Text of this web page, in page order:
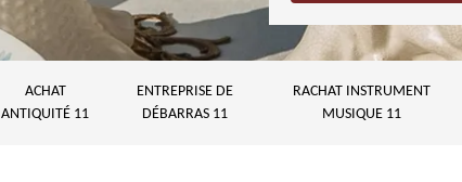
ACHAT
ANTIQUITÉ 11
ENTREPRISE DE
DÉBARRAS 11
RACHAT INSTRUMENT
MUSIQUE 11